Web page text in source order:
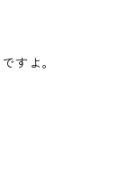
すよ。